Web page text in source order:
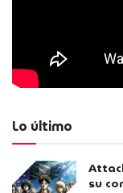
Lo último
su